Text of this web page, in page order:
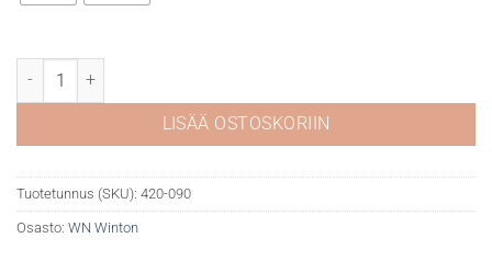
WN Winton öljyväri 090 Cadmium orange hue määrä
LISÄÄ OSTOSKORIIN
Tuotetunnus (SKU): 420-090
Osasto: WN Winton